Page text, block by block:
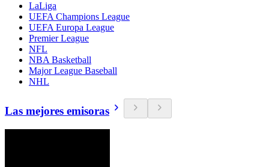
LaLiga
UEFA Champions League
UEFA Europa League
Premier League
NFL
NBA Basketball
Major League Baseball
NHL
Las mejores emisoras